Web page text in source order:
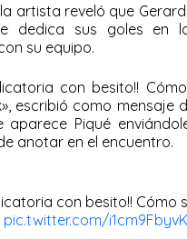
artista reveló que
dedica sus goles en
su equipo.
con besito!!
escribió como mensaje
aparece Piqué
anotar en el encuentro.
con besito!! Cómo
pic.twitter.com/i1cm9FbyvK